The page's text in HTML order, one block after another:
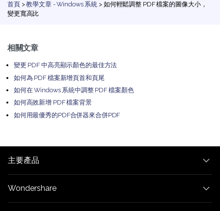
首頁>教學文章 - Windows 系統 > 如何輕鬆調整 PDF 檔案的圖像大小，
變更寬高比
相關文章
變更 PDF 中高亮顯示顏色的最佳方法
如何為 PDF 檔案新增頁首和頁尾
如何在 Windows 系統中調整 PDF 檔案顏色
如何高效新增 PDF 檔案背景
如何用最優秀的PDF合併器來合併PDF
主要產品
Wondershare